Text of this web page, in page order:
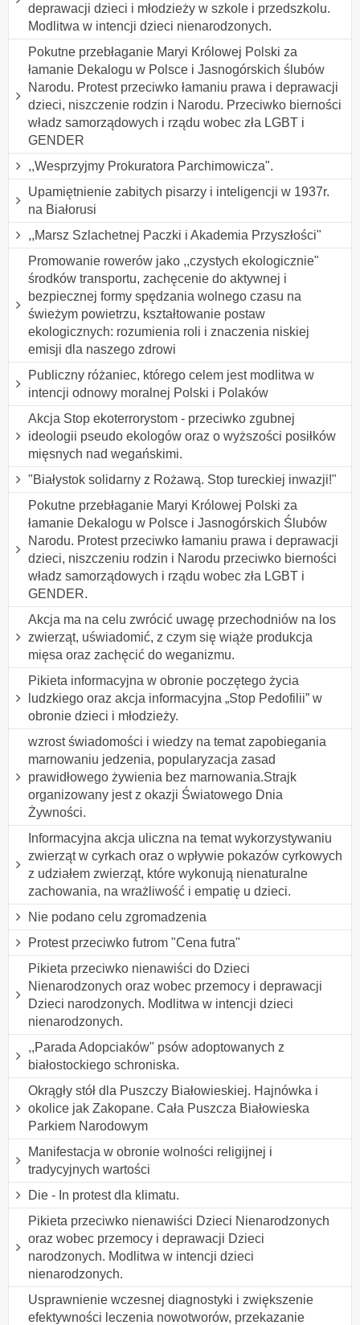
deprawacji dzieci i młodzieży w szkole i przedszkolu.
Modlitwa w intencji dzieci nienarodzonych.
Pokutne przebłaganie Maryi Królowej Polski za
łamanie Dekalogu w Polsce i Jasnogórskich ślubów
Narodu. Protest przeciwko łamaniu prawa i deprawacji
dzieci, niszczenie rodzin i Narodu. Przeciwko bierności
władz samorządowych i rządu wobec zła LGBT i
GENDER
,,Wesprzyjmy Prokuratora Parchimowicza".
Upamiętnienie zabitych pisarzy i inteligencji w 1937r.
na Białorusi
,,Marsz Szlachetnej Paczki i Akademia Przyszłości"
Promowanie rowerów jako ,,czystych ekologicznie"
środków transportu, zachęcenie do aktywnej i
bezpiecznej formy spędzania wolnego czasu na
świeżym powietrzu, kształtowanie postaw
ekologicznych: rozumienia roli i znaczenia niskiej
emisji dla naszego zdrowi
Publiczny różaniec, którego celem jest modlitwa w
intencji odnowy moralnej Polski i Polaków
Akcja Stop ekoterrorystom - przeciwko zgubnej
ideologii pseudo ekologów oraz o wyższości posiłków
mięsnych nad wegańskimi.
"Białystok solidarny z Rożawą. Stop tureckiej inwazji!"
Pokutne przebłaganie Maryi Królowej Polski za
łamanie Dekalogu w Polsce i Jasnogórskich Ślubów
Narodu. Protest przeciwko łamaniu prawa i deprawacji
dzieci, niszczeniu rodzin i Narodu przeciwko bierności
władz samorządowych i rządu wobec zła LGBT i
GENDER.
Akcja ma na celu zwrócić uwagę przechodniów na los
zwierząt, uświadomić, z czym się wiąże produkcja
mięsa oraz zachęcić do weganizmu.
Pikieta informacyjna w obronie poczętego życia
ludzkiego oraz akcja informacyjna „Stop Pedofilii” w
obronie dzieci i młodzieży.
wzrost świadomości i wiedzy na temat zapobiegania
marnowaniu jedzenia, popularyzacja zasad
prawidłowego żywienia bez marnowania.Strajk
organizowany jest z okazji Światowego Dnia
Żywności.
Informacyjna akcja uliczna na temat wykorzystywaniu
zwierząt w cyrkach oraz o wpływie pokazów cyrkowych
z udziałem zwierząt, które wykonują nienaturalne
zachowania, na wrażliwość i empatię u dzieci.
Nie podano celu zgromadzenia
Protest przeciwko futrom "Cena futra"
Pikieta przeciwko nienawiści do Dzieci
Nienarodzonych oraz wobec przemocy i deprawacji
Dzieci narodzonych. Modlitwa w intencji dzieci
nienarodzonych.
,,Parada Adopciaków" psów adoptowanych z
białostockiego schroniska.
Okrągły stół dla Puszczy Białowieskiej. Hajnówka i
okolice jak Zakopane. Cała Puszcza Białowieska
Parkiem Narodowym
Manifestacja w obronie wolności religijnej i
tradycyjnych wartości
Die - In protest dla klimatu.
Pikieta przeciwko nienawiści Dzieci Nienarodzonych
oraz wobec przemocy i deprawacji Dzieci
narodzonych. Modlitwa w intencji dzieci
nienarodzonych.
Usprawnienie wczesnej diagnostyki i zwiększenie
efektywności leczenia nowotworów, przekazanie